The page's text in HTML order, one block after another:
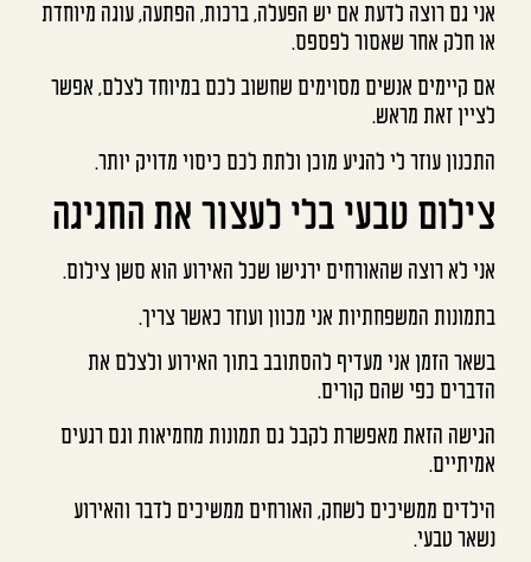
אני גם רוצה לדעת אם יש הפעלה, ברכות, הפתעה, עוגה מיוחדת
או חלק אחר שאסור לפספס.
אם קיימים אנשים מסוימים שחשוב לכם במיוחד לצלם, אפשר
לציין זאת מראש.
התכנון עוזר לי להגיע מוכן ולתת לכם כיסוי מדויק יותר.
צילום טבעי בלי לעצור את החגיגה
אני לא רוצה שהאורחים ירגישו שכל האירוע הוא סשן צילום.
בתמונות המשפחתיות אני מכוון ועוזר כאשר צריך.
בשאר הזמן אני מעדיף להסתובב בתוך האירוע ולצלם את
הדברים כפי שהם קורים.
הגישה הזאת מאפשרת לקבל גם תמונות מחמיאות וגם רגעים
אמיתיים.
הילדים ממשיכים לשחק, האורחים ממשיכים לדבר והאירוע
נשאר טבעי.